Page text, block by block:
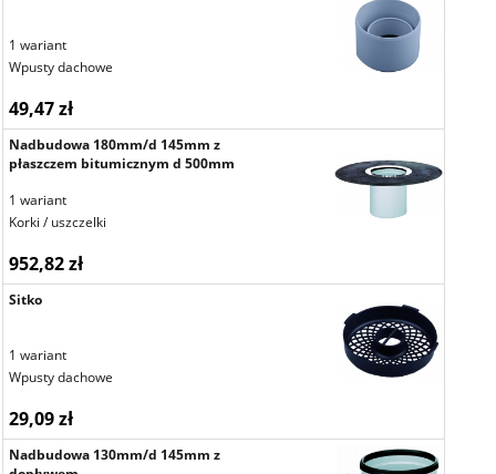
1 wariant
Wpusty dachowe
49,47 zł
Nadbudowa 180mm/d 145mm z
płaszczem bitumicznym d 500mm
1 wariant
Korki / uszczelki
952,82 zł
Sitko
1 wariant
Wpusty dachowe
29,09 zł
Nadbudowa 130mm/d 145mm z